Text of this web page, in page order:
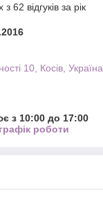
62 відгуків за рік
10, Косів, Україна
з 10:00 до 17:00
роботи